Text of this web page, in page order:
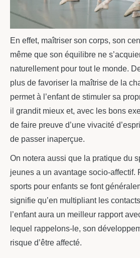
En effet, maîtriser son corps, son
même que son équilibre ne
naturellement pour tout le monde.
plus de favoriser la maîtrise de la
permet à l’enfant de stimuler sa
il grandit mieux et, avec les bons
de faire preuve d’une vivacité
de passer inaperçue.
On notera aussi que la pratique du
jeunes a un avantage socio-affectif.
sports pour enfants se font
signifie qu’en multipliant les
l’enfant aura un meilleur rapport
lequel rappelons-le, son
risque d’être affecté.